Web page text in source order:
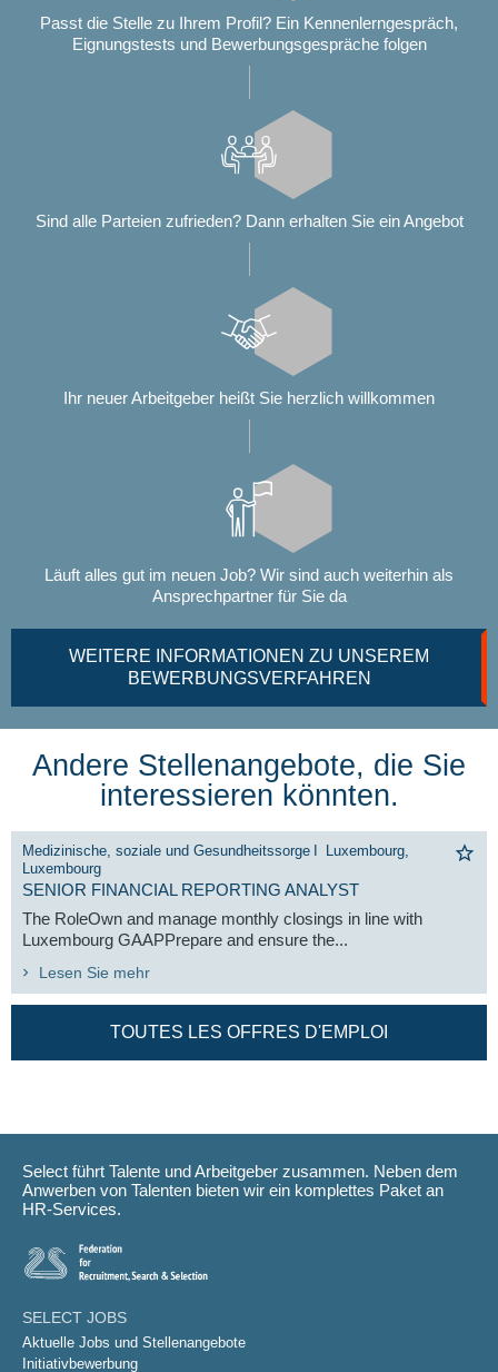
Passt die Stelle zu Ihrem Profil? Ein Kennenlerngespräch,
Eignungstests und Bewerbungsgespräche folgen
Sind alle Parteien zufrieden? Dann erhalten Sie ein Angebot
Ihr neuer Arbeitgeber heißt Sie herzlich willkommen
Läuft alles gut im neuen Job? Wir sind auch weiterhin als
Ansprechpartner für Sie da
WEITERE INFORMATIONEN ZU UNSEREM
BEWERBUNGSVERFAHREN
Andere Stellenangebote, die Sie
interessieren könnten.
Medizinische, soziale und Gesundheitssorge
Luxembourg,
Luxembourg
SENIOR FINANCIAL REPORTING ANALYST
The RoleOwn and manage monthly closings in line with
Luxembourg GAAPPrepare and ensure the...
Lesen Sie mehr
TOUTES LES OFFRES D'EMPLOI
Select führt Talente und Arbeitgeber zusammen. Neben dem
Anwerben von Talenten bieten wir ein komplettes Paket an
HR-Services.
SELECT JOBS
Aktuelle Jobs und Stellenangebote
Initiativbewerbung